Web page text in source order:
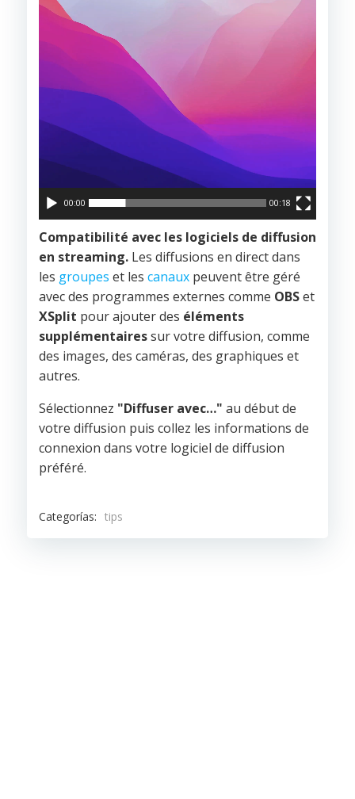
00:00 00:18
Compatibilité avec les logiciels de diffusion
en streaming. Les diffusions en direct dans
les groupes et les canaux peuvent être géré
avec des programmes externes comme OBSet
XSplit pour ajouter des éléments
supplémentairessur votre diffusion, comme
des images, des caméras, des graphiques et
autres.
Sélectionnez "Diffuser avec…" au début de
votre diffusion puis collez les informations de
connexion dans votre logiciel de diffusion
préféré.
Categorías: tips